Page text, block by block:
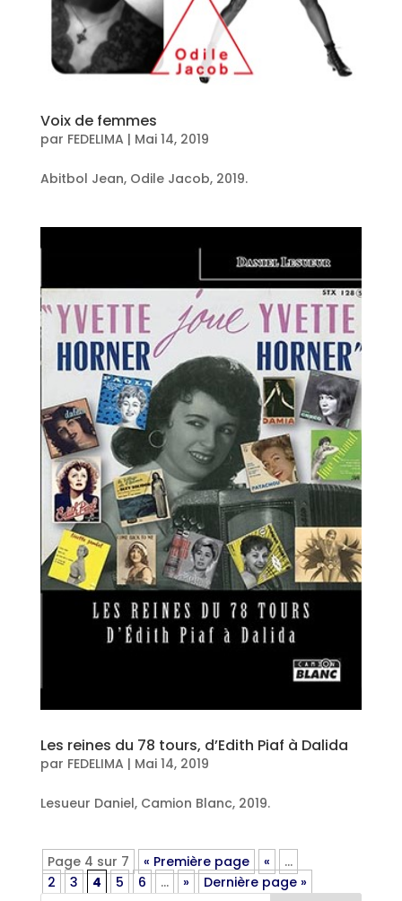
Voix de femmes
par FEDELIMA | Mai 14, 2019
Abitbol Jean, Odile Jacob, 2019.
Les reines du 78 tours, d’Edith Piaf à Dalida
par FEDELIMA | Mai 14, 2019
Lesueur Daniel, Camion Blanc, 2019.
Page 4 sur 7 « Première page «
…
2
3 4 5 6 … » Dernière page »